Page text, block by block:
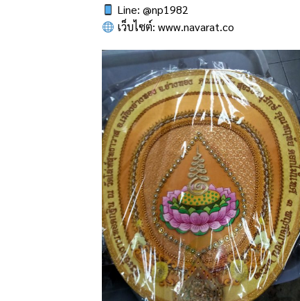
Line:@np1982
เว็บไซต์:www.navarat.co